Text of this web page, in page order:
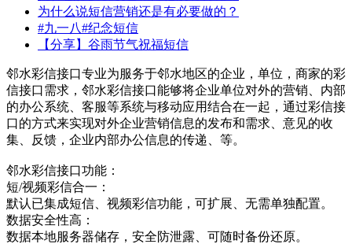
为什么说短信营销还是有必要做的？
#九一八#纪念短信
【分享】谷雨节气祝福短信
邻水彩信接口专业为服务于邻水地区的企业，单位，商家的彩
信接口需求，邻水彩信接口能够将企业单位对外的营销、内部
的办公系统、客服等系统与移动应用结合在一起，通过彩信接
口的方式来实现对外企业营销信息的发布和需求、意见的收
集、反馈，企业内部办公信息的传递、等。
邻水彩信接口功能：
短/视频彩信合一：
默认已集成短信、视频彩信功能，可扩展、无需单独配置。
数据安全性高：
数据本地服务器储存，安全防泄露、可随时备份还原。